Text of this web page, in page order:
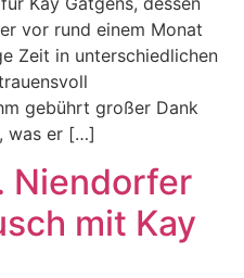
vor rund einem Monat
Zeit in unterschiedlichen
gebührt großer Dank
was er […]
Niendorfer
mit Kay